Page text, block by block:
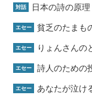
対話 日本の詩の原
エセー 貧乏のたま
エセー りょんさんの
エセー 詩人のため
エセー あなたが泣け